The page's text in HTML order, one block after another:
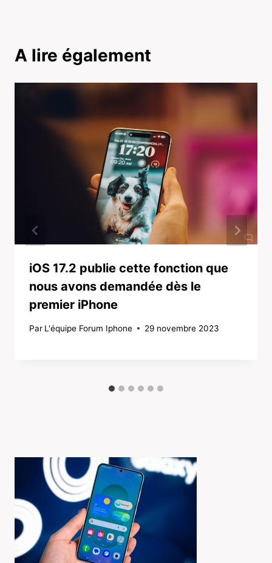
A lire également
iOS 17.2 publie cette fonction que
nous avons demandée dès le
premier iPhone
Par L'équipe Forum Iphone 29 novembre 2023